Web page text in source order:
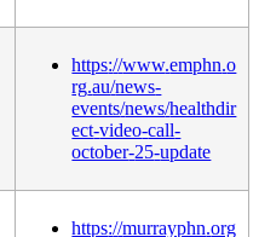
https://www.emphn.o
rg.au/news-
events/news/healthdir
ect-video-call-
october-25-update
https://murrayphn.org